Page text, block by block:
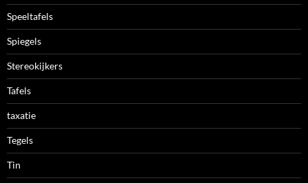
Speeltafels
Spiegels
Stereokijkers
Tafels
taxatie
Tegels
Tin